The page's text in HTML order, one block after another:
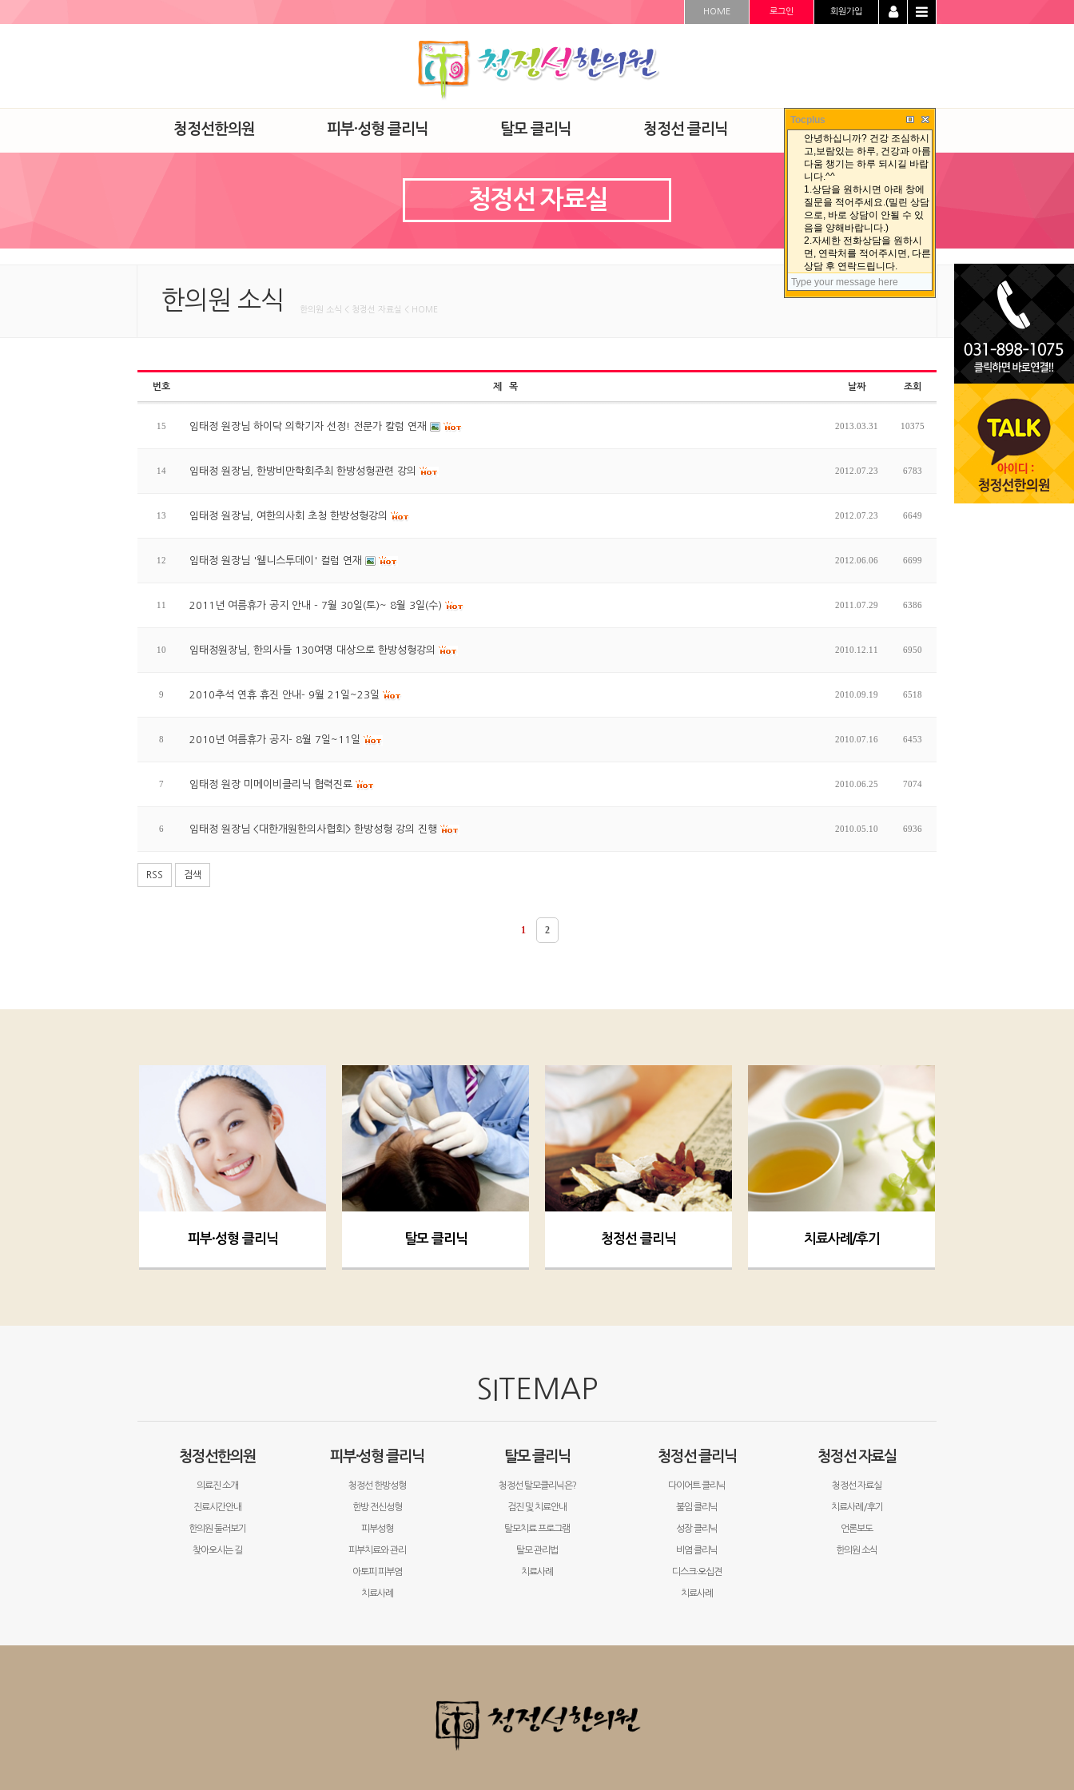
HOME 로그인 회원가입
청정선한의원 피부·성형 클리닉 탈모 클리닉 청정선 클리닉 청정선 자료실
청정선 자료실
한의원 소식 한의원 소식 < 청정선 자료실 < HOME
번호 제 목 날짜 조회
15 임태정 원장님 하이닥 의학기자 선정! 전문가 칼럼 연재 2013.03.31 10375
14 임태정 원장님, 한방비만학회주최 한방성형관련 강의 2012.07.23 6783
13 임태정 원장님, 여한의사회 초청 한방성형강의 2012.07.23 6649
12 임태정 원장님 '웰니스투데이' 컬럼 연재 2012.06.06 6699
11 2011년 여름휴가 공지 안내 - 7월 30일(토)~ 8월 3일(수) 2011.07.29 6386
10 임태정원장님, 한의사들 130여명 대상으로 한방성형강의 2010.12.11 6950
9 2010추석 연휴 휴진 안내- 9월 21일~23일 2010.09.19 6518
8 2010년 여름휴가 공지- 8월 7일~11일 2010.07.16 6453
7 임태정 원장 미메이비클리닉 협력진료 2010.06.25 7074
6 임태정 원장님 <대한개원한의사협회> 한방성형 강의 진행 2010.05.10 6936
RSS 검색
1 2
피부·성형 클리닉 탈모 클리닉 청정선 클리닉 치료사례/후기
SITEMAP
청정선한의원
의료진 소개
진료시간안내
한의원 둘러보기
찾아오시는 길
피부·성형 클리닉
청정선 한방성형
한방 전신성형
피부성형
피부치료와 관리
아토피 피부염
치료사례
탈모 클리닉
청정선 탈모클리닉은?
검진 및 치료안내
탈모치료 프로그램
탈모 관리법
치료사례
청정선 클리닉
다이어트 클리닉
불임 클리닉
성장 클리닉
비염 클리닉
디스크·오십견
치료사례
청정선 자료실
청정선 자료실
치료사례/후기
언론보도
한의원 소식
Tocplus